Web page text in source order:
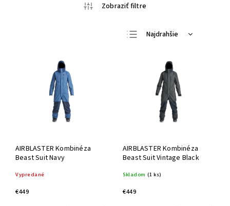
Najdrahšie
Najpredávanejšie
Abecedne
AIRBLASTER Kombinéza
Beast Suit Navy
Vypredané
€449
AIRBLASTER Kombinéza
Beast Suit Vintage Black
Skladom (1 ks)
€449